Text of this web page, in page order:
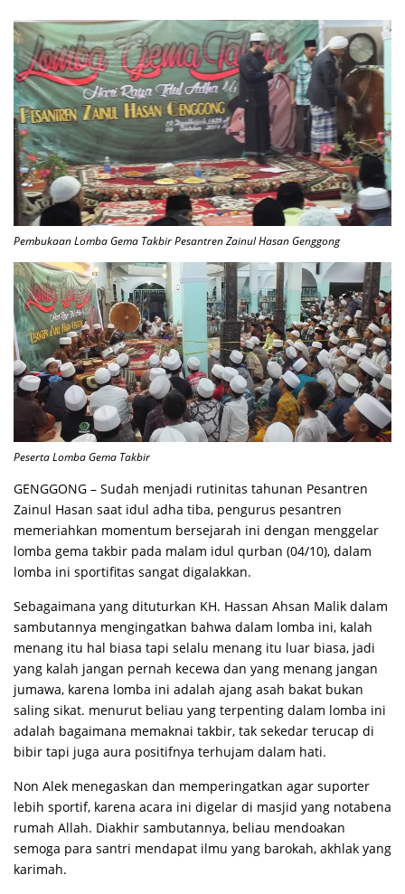
Pembukaan Lomba Gema Takbir Pesantren Zainul Hasan Genggong
Peserta Lomba Gema Takbir
GENGGONG – Sudah menjadi rutinitas tahunan Pesantren
Zainul Hasan saat idul adha tiba, pengurus pesantren
memeriahkan momentum bersejarah ini dengan menggelar
lomba gema takbir pada malam idul qurban (04/10), dalam
lomba ini sportifitas sangat digalakkan.
Sebagaimana yang dituturkan KH. Hassan Ahsan Malik dalam
sambutannya mengingatkan bahwa dalam lomba ini, kalah
menang itu hal biasa tapi selalu menang itu luar biasa, jadi
yang kalah jangan pernah kecewa dan yang menang jangan
jumawa, karena lomba ini adalah ajang asah bakat bukan
saling sikat. menurut beliau yang terpenting dalam lomba ini
adalah bagaimana memaknai takbir, tak sekedar terucap di
bibir tapi juga aura positifnya terhujam dalam hati.
Non Alek menegaskan dan memperingatkan agar suporter
lebih sportif, karena acara ini digelar di masjid yang notabena
rumah Allah. Diakhir sambutannya, beliau mendoakan
semoga para santri mendapat ilmu yang barokah, akhlak yang
karimah.